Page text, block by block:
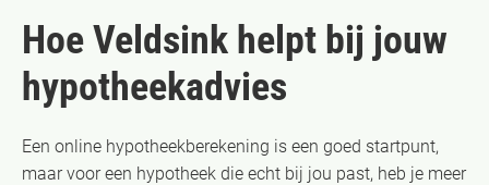
Hoe Veldsink helpt bij jouw
hypotheekadvies
Een online hypotheekberekening is een goed startpunt,
maar voor een hypotheek die echt bij jou past, heb je meer